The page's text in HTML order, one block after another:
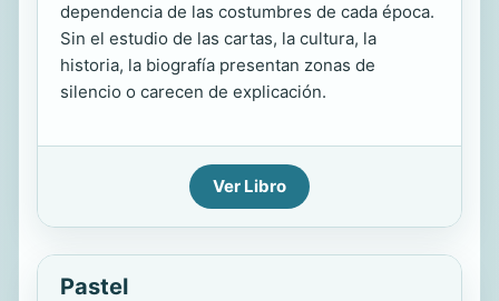
dependencia de las costumbres de cada época.
Sin el estudio de las cartas, la cultura, la
historia, la biografía presentan zonas de
silencio o carecen de explicación.
Ver Libro
Pastel